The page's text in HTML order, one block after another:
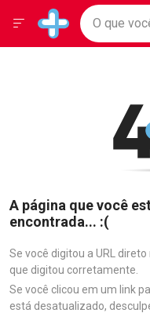
DrogariasBaixe nosso APP
Ir direto para a home
pela
Ir direto para o
Ir direto para a busca
Ir direto para a
Ir direto para o carrinho
Faça a sua
O que
Menu
A página que você
encontrada... :(
Se você digitou a URL
que digitou corretamente.
Se você clicou em um link
está desatualizado,